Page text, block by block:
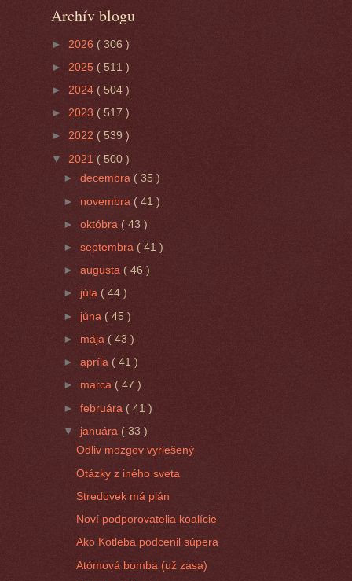
Archív blogu
► 2026 ( 306 )
► 2025 ( 511 )
► 2024 ( 504 )
► 2023 ( 517 )
► 2022 ( 539 )
▼ 2021 ( 500 )
►decembra ( 35 )
► novembra ( 41 )
►októbra( 43 )
►septembra ( 41 )
►augusta ( 46 )
► júla ( 44 )
► júna ( 45 )
► mája ( 43 )
►apríla ( 41 )
► marca ( 47 )
►februára ( 41 )
▼ januára( 33 )
Odliv mozgov vyriešený
Otázky z iného sveta
Stredovek má plán
Noví podporovatelia koalície
Ako Kotleba podcenil súpera
Atómová bomba (už zasa)